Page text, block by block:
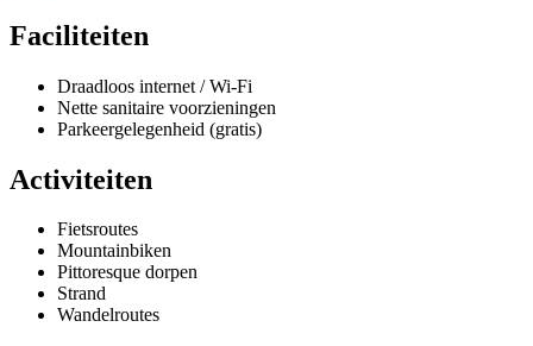
Faciliteiten
Draadloos internet / Wi-Fi
Nette sanitaire voorzieningen
Parkeergelegenheid (gratis)
Activiteiten
Fietsroutes
Mountainbiken
Pittoresque dorpen
Strand
Wandelroutes